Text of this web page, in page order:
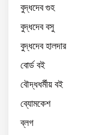
বুদ্ধদেব গুহ
বুদ্ধদেব বসু
বুদ্ধদেব হালদার
বোর্ড বই
বৌদ্ধধর্মীয় বই
ব্যোমকেশ
ব্লগ